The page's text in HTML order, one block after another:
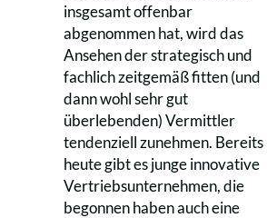
insgesamt offenbar
abgenommen hat, wird das
Ansehen der strategisch und
fachlich zeitgemäß fitten (und
dann wohl sehr gut
überlebenden) Vermittler
tendenziell zunehmen. Bereits
heute gibt es junge innovative
Vertriebsunternehmen, die
begonnen haben auch eine